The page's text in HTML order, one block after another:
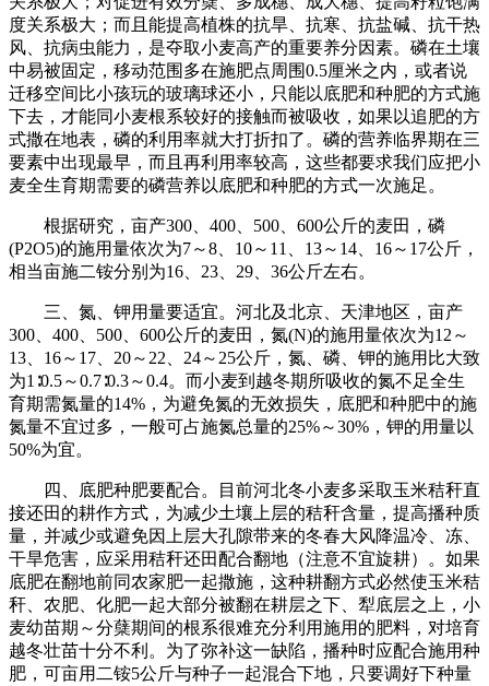
度关系极大；而且能提高植株的抗旱、抗寒、抗盐碱、抗干热
风、抗病虫能力，是夺取小麦高产的重要养分因素。磷在土壤
中易被固定，移动范围多在施肥点周围0.5厘米之内，或者说
迁移空间比小孩玩的玻璃球还小，只能以底肥和种肥的方式施
下去，才能同小麦根系较好的接触而被吸收，如果以追肥的方
式撒在地表，磷的利用率就大打折扣了。磷的营养临界期在三
要素中出现最早，而且再利用率较高，这些都要求我们应把小
麦全生育期需要的磷营养以底肥和种肥的方式一次施足。
根据研究，亩产300、400、500、600公斤的麦田，磷
(P2O5)的施用量依次为7～8、10～11、13～14、16～17公斤，
相当亩施二铵分别为16、23、29、36公斤左右。
三、氮、钾用量要适宜。河北及北京、天津地区，亩产
300、400、500、600公斤的麦田，氮(N)的施用量依次为12～
13、16～17、20～22、24～25公斤，氮、磷、钾的施用比大致
为1∶0.5～0.7∶0.3～0.4。而小麦到越冬期所吸收的氮不足全生
育期需氮量的14%，为避免氮的无效损失，底肥和种肥中的施
氮量不宜过多，一般可占施氮总量的25%～30%，钾的用量以
50%为宜。
四、底肥种肥要配合。目前河北冬小麦多采取玉米秸秆直
接还田的耕作方式，为减少土壤上层的秸秆含量，提高播种质
量，并减少或避免因上层大孔隙带来的冬春大风降温冷、冻、
干旱危害，应采用秸秆还田配合翻地（注意不宜旋耕）。如果
底肥在翻地前同农家肥一起撒施，这种耕翻方式必然使玉米秸
秆、农肥、化肥一起大部分被翻在耕层之下、犁底层之上，小
麦幼苗期～分蘖期间的根系很难充分利用施用的肥料，对培育
越冬壮苗十分不利。为了弥补这一缺陷，播种时应配合施用种
肥，可亩用二铵5公斤与种子一起混合下地，只要调好下种量